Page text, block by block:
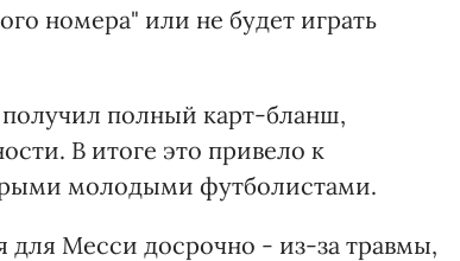
номера" или не будет играть
полный карт-бланш,
В итоге это привело к
молодыми футболистами.
Месси досрочно - из-за травмы,